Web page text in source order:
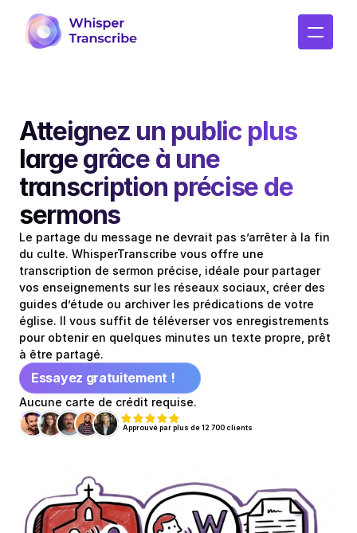
Atteignez un public plus
large grâce à une
transcription précise de
sermons
Le partage du message ne devrait pas s’arrêter à la fin
du culte. WhisperTranscribe vous offre une
transcription de sermon précise, idéale pour partager
vos enseignements sur les réseaux sociaux, créer des
guides d’étude ou archiver les prédications de votre
église. Il vous suffit de téléverser vos enregistrements
pour obtenir en quelques minutes un texte propre, prêt
à être partagé.
Essayez gratuitement !
Aucune carte de crédit requise.
Approuvé par plus de 12 700 clients